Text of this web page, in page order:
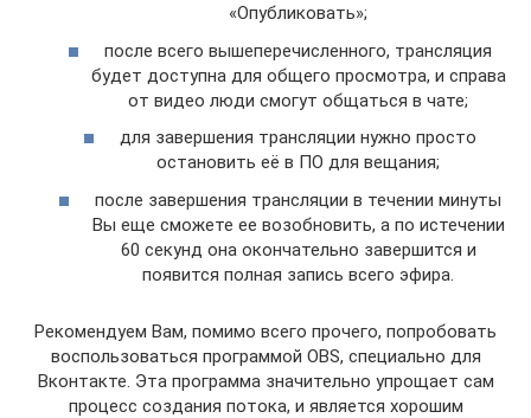
«Опубликовать»;
после всего вышеперечисленного, трансляция
будет доступна для общего просмотра, и справа
от видео люди смогут общаться в чате;
для завершения трансляции нужно просто
остановить её в ПО для вещания;
после завершения трансляции в течении минуты
Вы еще сможете ее возобновить, а по истечении
60 секунд она окончательно завершится и
появится полная запись всего эфира.
Рекомендуем Вам, помимо всего прочего, попробовать
воспользоваться программой OBS, специально для
Вконтакте. Эта программа значительно упрощает сам
процесс создания потока, и является хорошим